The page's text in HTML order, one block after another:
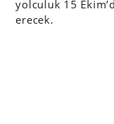
yolculuk 15
erecek.